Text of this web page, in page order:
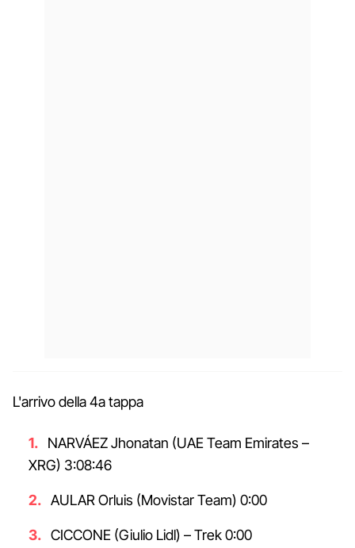
L'arrivo della 4a tappa
NARVÁEZ Jhonatan (UAE Team Emirates –
XRG) 3:08:46
AULAR Orluis (Movistar Team) 0:00
CICCONE (Giulio Lidl) – Trek 0:00